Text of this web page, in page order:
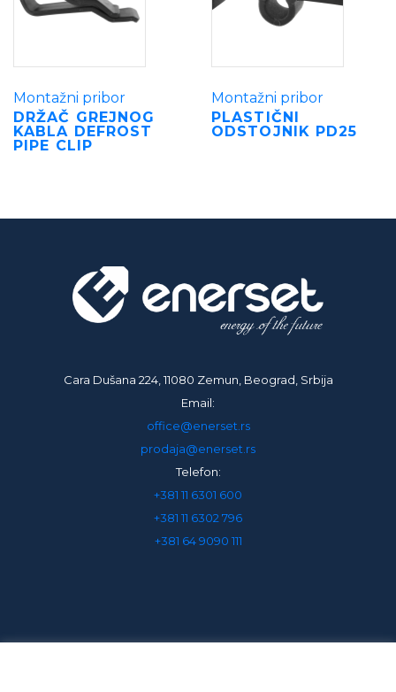
Montažni pribor
DRŽAČ GREJNOG
KABLA DEFROST
PIPE CLIP
Montažni pribor
PLASTIČNI
ODSTOJNIK PD25
Cara Dušana 224, 11080 Zemun, Beograd, Srbija
Email:
office@enerset.rs
prodaja@enerset.rs
Telefon:
+381 11 6301 600
+381 11 6302 796
+381 64 9090 111